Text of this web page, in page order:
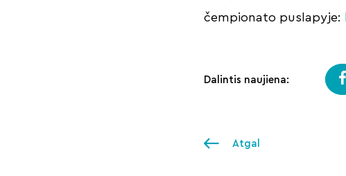
čempionato puslapyje:
Dalintis naujiena:
Atgal